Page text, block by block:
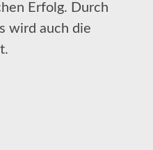
Erfolg. Durch
wird auch die